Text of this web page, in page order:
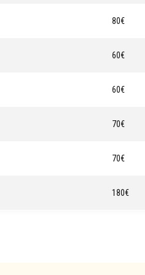
80€
60€
60€
70€
70€
180€